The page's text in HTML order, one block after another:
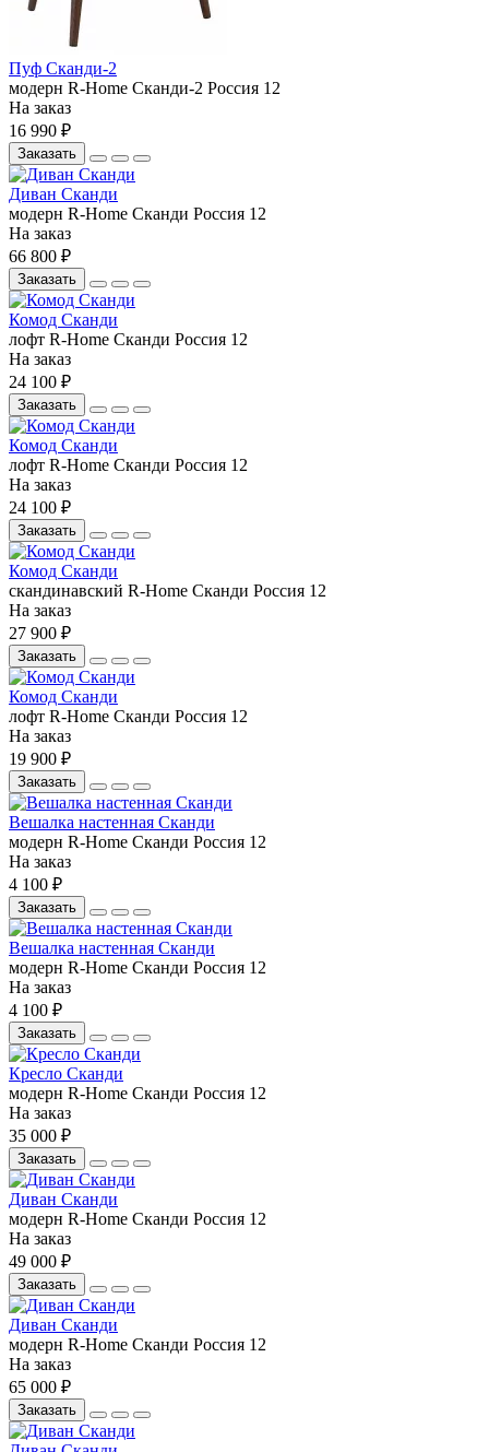
Пуф Сканди-2
модерн R-Home Сканди-2 Россия 12
На заказ
16 990 ₽
Заказать
Диван Сканди
модерн R-Home Сканди Россия 12
На заказ
66 800 ₽
Заказать
Комод Сканди
лофт R-Home Сканди Россия 12
На заказ
24 100 ₽
Заказать
Комод Сканди
лофт R-Home Сканди Россия 12
На заказ
24 100 ₽
Заказать
Комод Сканди
скандинавский R-Home Сканди Россия 12
На заказ
27 900 ₽
Заказать
Комод Сканди
лофт R-Home Сканди Россия 12
На заказ
19 900 ₽
Заказать
Вешалка настенная Сканди
модерн R-Home Сканди Россия 12
На заказ
4 100 ₽
Заказать
Вешалка настенная Сканди
модерн R-Home Сканди Россия 12
На заказ
4 100 ₽
Заказать
Кресло Сканди
модерн R-Home Сканди Россия 12
На заказ
35 000 ₽
Заказать
Диван Сканди
модерн R-Home Сканди Россия 12
На заказ
49 000 ₽
Заказать
Диван Сканди
модерн R-Home Сканди Россия 12
На заказ
65 000 ₽
Заказать